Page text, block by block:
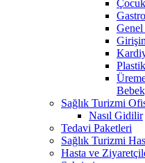
Çocuk
Sağlık Turizmi
Nasıl Gidilir
Tedavi Paketleri
Sağlık Turizmi
Hasta ve